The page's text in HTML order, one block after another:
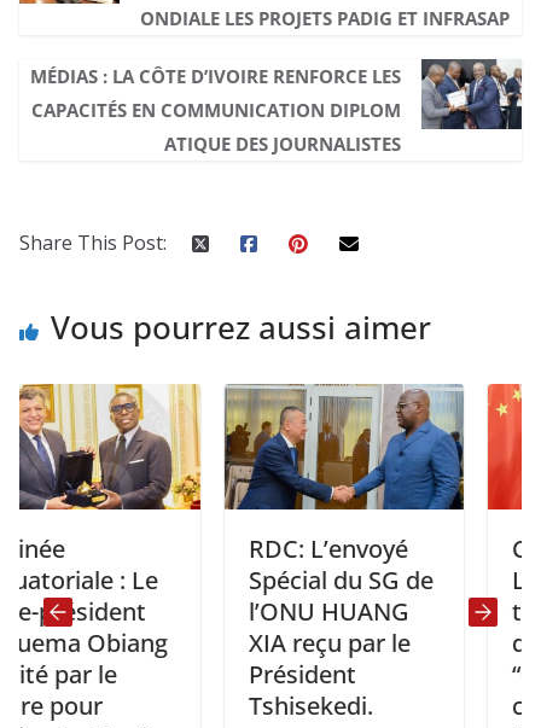
ONDIALE LES PROJETS PADIG ET INFRASAP
MÉDIAS : LA CÔTE D’IVOIRE RENFORCE LES
CAPACITÉS EN COMMUNICATION DIPLOM
ATIQUE DES JOURNALISTES
Share This Post:
Vous pourrez aussi aimer
: Le
Obiang
le
RDC: L’envoyé
Spécial du SG de
l’ONU HUANG
XIA reçu par le
Président
Tshisekedi.
Chine
Les
turc et